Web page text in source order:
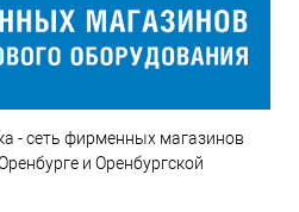
- сеть фирменных магазинов
и Оренбургской